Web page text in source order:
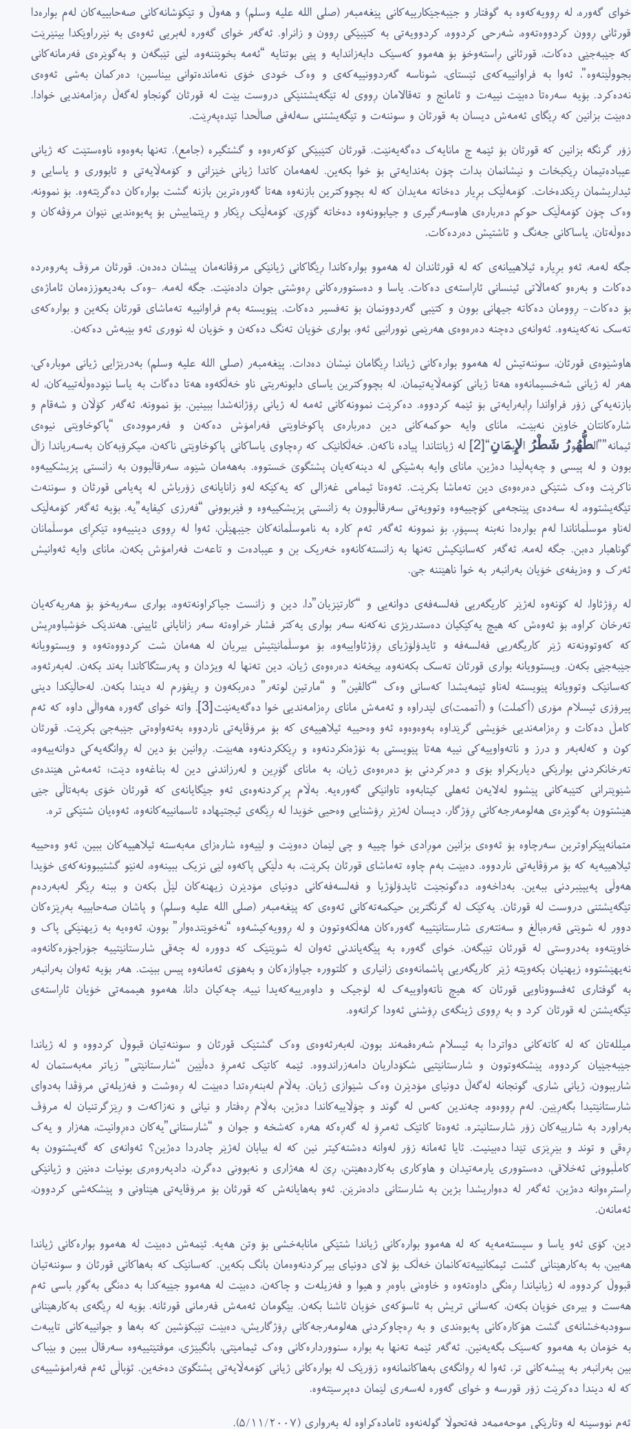
خواى گەورە، لە ڕوویەکەوە بە گوفتار و جێبەجێکارییەکانى پێغەمبەر (صلى الله علیە وسلم) و هەوڵ و تێکۆشانەکانى صەحابییەکان لەم بوارەدا
قورئانى ڕوون کردووەتەوە، شەرحى کردووە، کردوویەتى بە کتێبێکى ڕوون و زانراو. ئەگەر خواى گەورە لەبریی ئەوەى بە نێرراوێکدا بینێرێت
کە جێبەجێى دەکات، قورئانى ڕاستەوخۆ بۆ هەموو کەسێک دابەزاندایە و پێى بوتنایە “ئەمە بخوێننەوە، لێى تێبگەن و بەگوێرەى فەرمانەکانى
بجووڵێنەوە”، ئەوا بە فراوانییەکەى ئێستاى، شوناسە گەردوونییەکەى و وەک خودى خۆى نەماندەتوانى بیناسین؛ دەرکمان بەشى ئەوەى
نەدەکرد. بۆیە سەرەتا دەبێت نییەت و ئامانج و تەقالامان ڕووى لە تێگەیشتنێکى دروست بێت لە قورئان گونجاو لەگەڵ ڕەزامەندیی خوادا.
دەبێت بزانین کە ڕێگاى ئەمەش دیسان بە قورئان و سوننەت و تێگەیشتنى سەلەفى صاڵحدا تێدەپەڕێت.
زۆر گرنگە بزانین کە قورئان بۆ ئێمە چ مانایەک دەگەیەنێت. قورئان کتێبێکى کۆکەرەوە و گشتگیرە (جامع). تەنها بەوەوە ناوەستێت کە ژیانى
عیبادەتیمان ڕێکبخات و نیشانمان بدات چۆن بەندایەتى بۆ خوا بکەین. لەهەمان کاتدا ژیانى خێزانى و کۆمەڵایەتى و ئابوورى و یاسایی و
ئیداریشمان ڕێکدەخات. کۆمەڵێک بڕیار دەخاتە مەیدان کە لە بچووکترین بازنەوە هەتا گەورەترین بازنە گشت بوارەکان دەگرێتەوە. بۆ نموونە،
وەک چۆن کۆمەڵێک حوکم دەربارەى هاوسەرگیرى و جیابوونەوە دەخاتە گۆڕێ، کۆمەڵێک ڕێکار و ڕێنماییش بۆ پەیوەندیی نێوان مرۆڤەکان و
دەوڵەتان، یاساکانى جەنگ و ئاشتیش دەردەکات.
جگە لەمە، ئەو بڕیارە ئیلاهییانەى کە لە قورئاندان لە هەموو بوارەکاندا ڕێگاکانى ژیانێکى مرۆڤانەمان پیشان دەدەن. قورئان مرۆڤ پەروەردە
دەکات و بەرەو کەماڵاتى ئینسانى ئاڕاستەى دەکات. یاسا و دەستوورەکانى ڕەوشتى جوان دادەنێت. جگە لەمە، -وەک بەدیعوززەمان ئاماژەى
بۆ دەکات- ڕوومان دەکاتە جیهانى بوون و کتێبى گەردوونمان بۆ تەفسیر دەکات. پێویستە بەم فراوانییە تەماشاى قورئان بکەین و بوارەکەى
تەسک نەکەینەوە. ئەوانەى دەچنە دەرەوەى هەرێمى نوورانیی ئەو، بوارى خۆیان تەنگ دەکەن و خۆیان لە نوورى ئەو بێبەش دەکەن.
هاوشێوەى قورئان، سوننەتیش لە هەموو بوارەکانى ژیاندا ڕێگامان نیشان دەدات. پێغەمبەر (صلى الله علیە وسلم) بەدرێژایی ژیانى موبارەکى،
هەر لە ژیانى شەخسیمانەوە هەتا ژیانى کۆمەڵایەتیمان، لە بچووکترین یاساى دابونەریتى ناو خەڵکەوە هەتا دەگات بە یاسا نێودەوڵەتییەکان، لە
بازنەیەکى زۆر فراواندا ڕابەرایەتی بۆ ئێمە کردووە. دەکرێت نموونەکانى ئەمە لە ژیانى ڕۆژانەشدا ببینین. بۆ نموونە، ئەگەر کۆڵان و شەقام و
شارەکانتان خاوێن نەبێت، ماناى وایە حوکمەکانى دین دەربارەى پاکوخاوێنى فەرامۆش دەکەن و فەرموودەى “پاکوخاوێنى نیوەى
ئیمانە””الطُّهُورُ شَطْرُ الإِيمَانِ“
[2]
لە ژیانتاندا پیادە ناکەن. خەڵکانێک کە ڕەچاوى یاساکانى پاکوخاوێنى ناکەن، میکرۆبەکان بەسەریاندا زاڵ
بوون و لە پیسى و چەپەڵیدا دەژین، ماناى وایە بەشێکى لە دینەکەیان پشتگوێ خستووە. بەهەمان شێوە، سەرقاڵبوون بە زانستى پزیشکییەوە
ناکرێت وەک شتێکى دەرەوەى دین تەماشا بکرێت. ئەوەتا ئیمامى غەزالى کە یەکێکە لەو زانایانەى زۆرباش لە پەیامى قورئان و سوننەت
تێگەیشتووە، لە سەدەى پێنجەمى کۆچییەوە وتوویەتى سەرقاڵبوون بە زانستى پزیشکییەوە و فێربوونى “فەرزى کیفایە”یە. بۆیە ئەگەر کۆمەڵێک
لەناو موسڵماناندا لەم بوارەدا نەبنە پسپۆڕ، بۆ نموونە ئەگەر ئەم کارە بە ناموسڵمانەکان جێبهێڵن، ئەوا لە ڕووى دینییەوە تێکڕاى موسڵمانان
گوناهبار دەبن. جگە لەمە، ئەگەر کەسانێکیش تەنها بە زانستەکانەوە خەریک بن و عیبادەت و تاعەت فەرامۆش بکەن، ماناى وایە ئەوانیش
ئەرک و وەزیفەى خۆیان بەرانبەر بە خوا ناهێننە جێ.
لە ڕۆژئاوا، لە کۆنەوە لەژێر کاریگەریی فەلسەفەى دوانەیی و “کارتێزیان”دا، دین و زانست جیاکراونەتەوە، بوارى سەربەخۆ بۆ هەریەکەیان
تەرخان کراوە، بۆ ئەوەش کە هیچ یەکێکیان دەستدرێژى نەکەنە سەر بوارى یەکتر فشار خراوەتە سەر زانایانى ئایینى. هەندێک خۆشباوەڕیش
کە کەوتوونەتە ژێر کاریگەریی فەلسەفە و ئایدۆلۆژیاى ڕۆژئاواییەوە، بۆ موسڵمانێتیش بیریان لە هەمان شت کردووەتەوە و ویستوویانە
جێبەجێى بکەن. ویستوویانە بوارى قورئان تەسک بکەنەوە، بیخەنە دەرەوەى ژیان، دین تەنها لە ویژدان و پەرستگاکاندا بەند بکەن. لەبەرئەوە،
کەسانێک وتوویانە پێویستە لەناو ئێمەیشدا کەسانى وەک “کالڤین” و “مارتین لوتەر” دەربکەون و ڕیفۆرم لە دیندا بکەن. لەحاڵێکدا دینى
پیرۆزى ئیسلام مۆرى (أکملت) و (أتممت)ى لێدراوە و ئەمەش ماناى ڕەزامەندیی خوا دەگەیەنێت[3] . واتە خواى گەورە هەواڵى داوە کە ئەم
کامڵ دەکات و ڕەزامەندیی خۆیشى گرێداوە بەوەوەوە ئەو وەحییە ئیلاهییەى کە بۆ مرۆڤایەتى ناردووە بەتەواوەتى جێبەجێ بکرێت. قورئان
کون و کەلەبەر و درز و ناتەواوییەکى نییە هەتا پێویستى بە نۆژەنکردنەوە و ڕێککردنەوە هەبێت. ڕوانین بۆ دین لە ڕوانگەیەکى دوانەییەوە،
تەرخانکردنى بوارێکى دیاریکراو بۆى و دەرکردنى بۆ دەرەوەى ژیان، بە ماناى گۆڕین و لەرزاندنى دین لە بناغەوە دێت؛ ئەمەش هێندەى
شێوێنرانى کتێبەکانى پێشوو لەلایەن ئەهلى کیتابەوە تاوانێکى گەورەیە. بەڵام پڕکردنەوەى ئەو جێگایانەى کە قورئان خۆى بەبەتاڵى جێى
هێشتوون بەگوێرەى هەلومەرجەکانى ڕۆژگار، دیسان لەژێر ڕۆشنایی وەحیی خۆیدا لە ڕێگەى ئیجتیهادە ئاسمانییەکانەوە، ئەوەیان شتێکى ترە.
متمانەپێکراوترین سەرچاوە بۆ ئەوەى بزانین موڕادى خوا چییە و چى لێمان دەوێت و لێیەوە شارەزاى مەبەستە ئیلاهییەکان ببین، ئەو وەحییە
ئیلاهییەیە کە بۆ مرۆڤایەتى ناردووە. دەبێت بەم چاوە تەماشاى قورئان بکرێت، بە دڵێکى پاکەوە لێى نزیک ببینەوە، لەنێو گشتیبوونەکەى خۆیدا
هەوڵى پەیپێبردنى ببەین. بەداخەوە، دەگونجێت ئایدۆلۆژیا و فەلسەفەکانى دونیاى مۆدێرن زیهنەکان لێڵ بکەن و ببنە ڕێگر لەبەردەم
تێگەیشتنى دروست لە قورئان. یەکێک لە گرنگترین حیکمەتەکانى ئەوەى کە پێغەمبەر (صلى الله علیە وسلم) و پاشان صەحابییە بەڕێزەکان
دوور لە شوێنى قەرەباڵغ و سەنتەرى شارستانێتییە گەورەکان هەڵکەوتوون و لە ڕوویەکیشەوە “نەخوێندەوار” بوون، ئەوەیە بە زیهنێکى پاک و
خاوێنەوە بەدروستى لە قورئان تێبگەن. خواى گەورە بە پێگەیاندنى ئەوان لە شوێنێک کە دوورە لە چەقى شارستانێتییە جۆراجۆرەکانەوە،
نەیهێشتووە زیهنیان بکەوێتە ژێر کاریگەریی پاشمانەوەى زانیارى و کلتوورە جیاوازەکان و بەهۆى ئەمانەوە پیس ببێت. هەر بۆیە ئەوان بەرانبەر
بە گوفتارى ئەفسووناویی قورئان کە هیچ ناتەواوییەک لە لۆجیک و داوەرییەکەیدا نییە، چەکیان دانا، هەموو هیممەتى خۆیان ئاڕاستەى
تێگەیشتن لە قورئان کرد و بە ڕووى ژینگەى ڕۆشنى ئەودا کرانەوە.
میللەتان کە لە کاتەکانى دواتردا بە ئیسلام شەرەفمەند بوون، لەبەرئەوەى وەک گشتێک قورئان و سوننەتیان قبووڵ کردووە و لە ژیاندا
جێبەجێیان کردووە، پێشکەوتوون و شارستانێتیی شکۆداریان دامەزراندووە. ئێمە کاتێک ئەمڕۆ دەڵێین “شارستانێتى” زیاتر مەبەستمان لە
شاریبوون، ژیانى شارى، گونجانە لەگەڵ دونیاى مۆدێرن وەک شێوازى ژیان. بەڵام لەبنەڕەتدا دەبێت لە ڕەوشت و فەزیلەتى مرۆڤدا بەدواى
شارستانێتیدا بگەڕێین. لەم ڕووەوە، چەندین کەس لە گوند و چۆڵاییەکاندا دەژین، بەڵام ڕەفتار و نیانى و نەزاکەت و ڕێزگرتنیان لە مرۆڤ
بەراورد بە شارییەکان زۆر شارستانیترە. ئەوەتا کاتێک ئەمڕۆ لە گەڕەکە هەرە کەشخە و جوان و “شارستانى”یەکان دەڕوانیت، هەزار و یەک
ڕەقى و توند و بێڕێزى تێدا دەبینیت. ئایا ئەمانە زۆر لەوانە دەشتەکیتر نین کە لە بیابان لەژێر چادردا دەژین؟ ئەوانەى کە گەیشتوون بە
کامڵبوونى ئەخلاقى، دەستوورى یارمەتیدان و هاوکارى بەکاردەهێنن، ڕێ لە هەژارى و نەبوونى دەگرن، دادپەروەرى بونیات دەنێن و ژیانێکى
ڕاستڕەوانە دەژین، ئەگەر لە دەواریشدا بژین بە شارستانى دادەنرێن. ئەو بەهایانەش کە قورئان بۆ مرۆڤایەتى هێناونى و پێشکەشى کردوون،
ئەمانەن.
دین، کۆى ئەو یاسا و سیستەمەیە کە لە هەموو بوارەکانى ژیاندا شتێکى مانابەخشى بۆ وتن هەیە. ئێمەش دەبێت لە هەموو بوارەکانى ژیاندا
هەبین، بە بەکارهێنانى گشت ئیمکانییەتەکانمان خەڵک بۆ لاى دونیاى بیرکردنەوەمان بانگ بکەین. کەسانێک کە بەهاکانى قورئان و سوننەتیان
قبووڵ کردووە، لە ژیانیاندا ڕەنگى داوەتەوە و خاوەنى باوەڕ و هیوا و فەزیلەت و چاکەن، دەبێت لە هەموو جێیەکدا بە دەنگى بەگوڕ باسى ئەم
هەست و بیرەى خۆیان بکەن، کەسانى تریش بە ئاسۆکەى خۆیان ئاشنا بکەن. بێگومان ئەمەش فەرمانى قورئانە. بۆیە لە ڕێگەى بەکارهێنانى
سوودبەخشانەى گشت هۆکارەکانى پەیوەندى و بە ڕەچاوکردنى هەلومەرجەکانى ڕۆژگاریش، دەبێت تێبکۆشین کە بەها و جوانییەکانى تایبەت
بە خۆمان بە هەموو کەسێک بگەیەنین. ئەگەر ئێمە تەنها بە بوارە سنووردارەکانى وەک ئیمامێتى، بانگبێژى، موفتێتییەوە سەرقاڵ ببین و بێباک
بین بەرانبەر بە پیشەکانى تر، ئەوا لە ڕوانگەى بەهاکانمانەوە زۆرێک لە بوارەکانى ژیانى کۆمەڵایەتى پشتگوێ دەخەین. ئۆباڵى ئەم فەرامۆشییەى
کە لە دیندا دەکرێت زۆر قورسە و خواى گەورە لەسەرى لێمان دەپرسێتەوە.
ئەم نووسینە لە وتارێکى موحەممەد فەتحوڵا گولەنەوە ئامادەکراوە لە بەروارى (٥/١١/٢٠٠٧).